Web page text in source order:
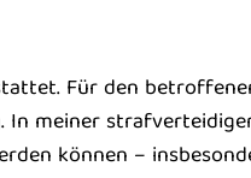
Für den
meiner
können –